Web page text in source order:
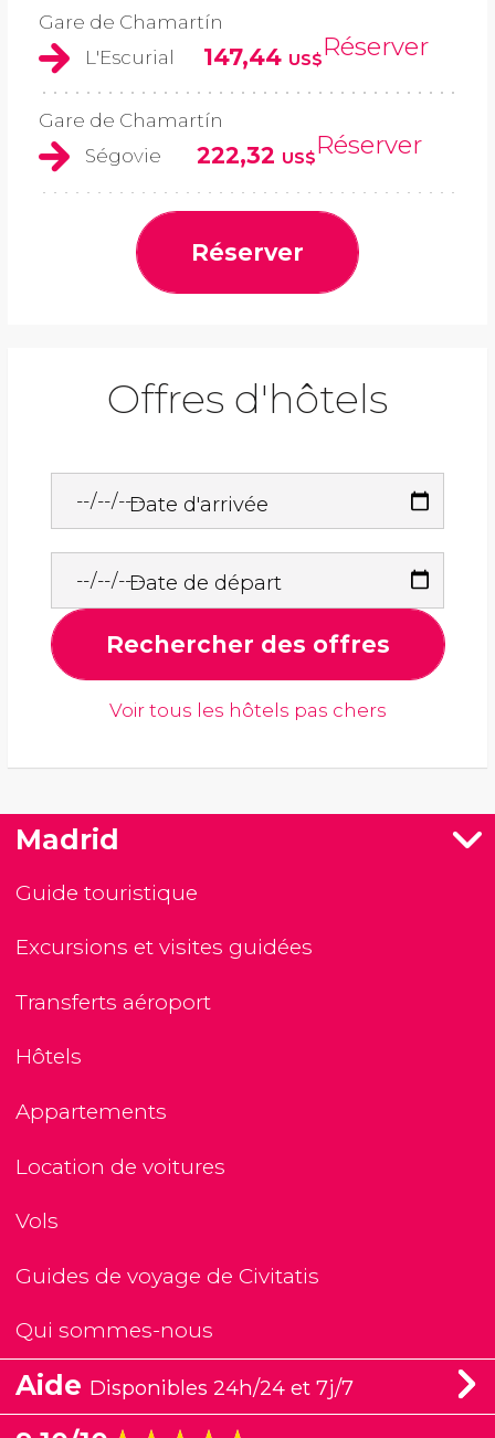
Gare de Chamartín
L'Escurial
147,44 US$Réserver
Gare de Chamartín
Ségovie
222,32 US$Réserver
Réserver
Offres d'hôtels
Date d'arrivée
Date de départ
Rechercher des offres
Voir tous les hôtels pas chers
Madrid
Guide touristique
Excursions et visites guidées
Transferts aéroport
Hôtels
Appartements
Location de voitures
Vols
Guides de voyage de Civitatis
Qui sommes-nous
Aide Disponibles 24h/24 et 7j/7